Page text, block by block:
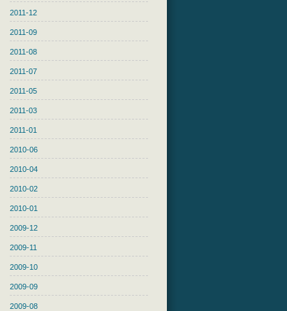
2011-12
2011-09
2011-08
2011-07
2011-05
2011-03
2011-01
2010-06
2010-04
2010-02
2010-01
2009-12
2009-11
2009-10
2009-09
2009-08